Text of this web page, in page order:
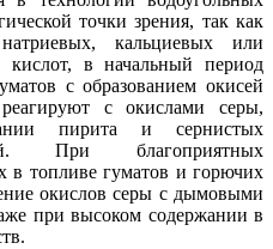
точки зрения, так как
кальциевых или
в начальный период
с образованием окисей
с окислами серы,
пирита и сернистых
При благоприятных
в топливе гуматов и горючих
окислов серы с дымовыми
при высоком содержании в